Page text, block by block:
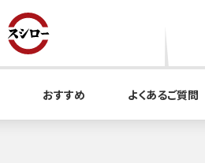
おすすめ よくあるご質問